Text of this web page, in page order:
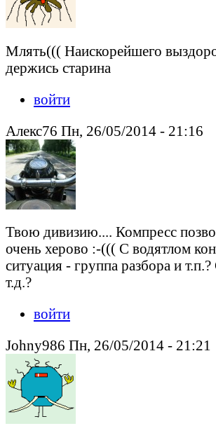
Млять((( Наискорейшего
держись старина
войти
Алекс76 Пн, 26/05/2014 - 21:16
Твою дивизию.... Компресс
очень херово :-((( С водятлом
ситуация - группа разбора и
т.д.?
войти
Johny986 Пн, 26/05/2014 - 21:21